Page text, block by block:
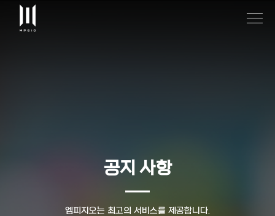
공지 사항
엠피지오는 최고의 서비스를 제공합니다.